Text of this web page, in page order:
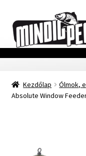
a
navigációhoz
a
tartalomba
Főoldal
Adatvédelmi
Kezdőlap Ólmok,
Absolute Window